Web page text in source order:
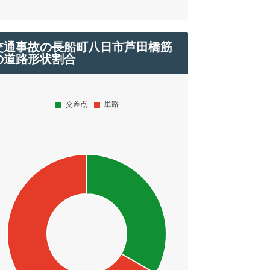
通事故の長船町八日市芦田橋筋
道路形状割合